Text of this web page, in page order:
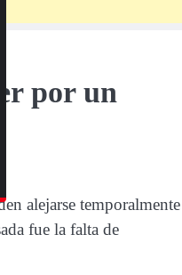
por un
alejarse
fue la falta de